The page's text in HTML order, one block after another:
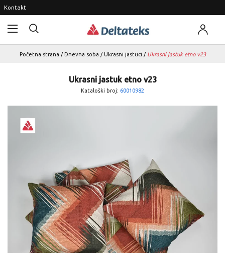
Kontakt
Početna strana / Dnevna soba / Ukrasni jastuci / Ukrasni jastuk etno v23
Ukrasni jastuk etno v23
Kataloški broj: 60010982